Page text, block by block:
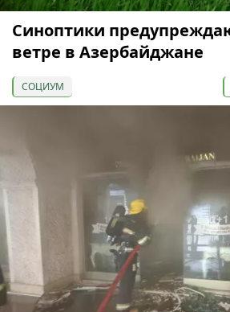
Синоптики
ветре в Азербайджане
СОЦИУМ